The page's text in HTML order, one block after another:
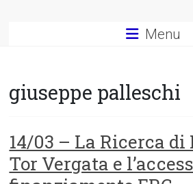
degli
di
Roma
Menu
giuseppe palleschi
14/03 – La Ricerca di
Tor Vergata e